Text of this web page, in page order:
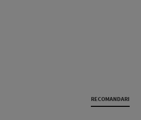
RECOMANDARI